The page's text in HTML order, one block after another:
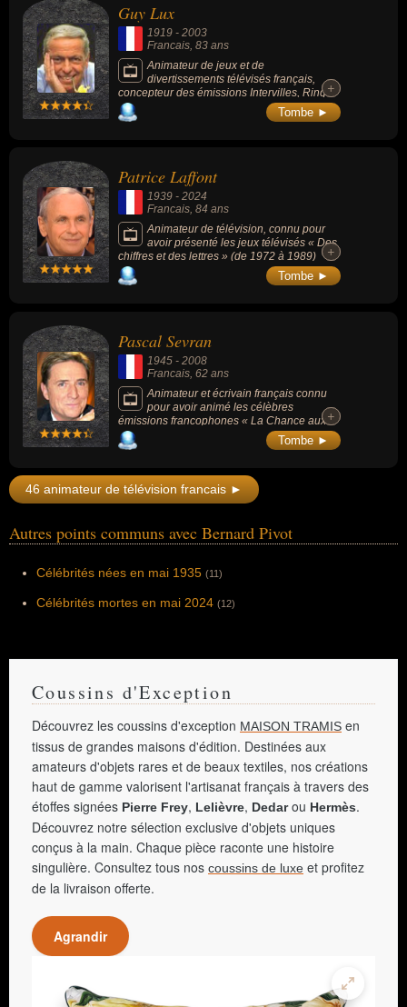
Guy Lux
1919 - 2003
Francais , 83 ans
Animateur de jeux et de
divertissements télévisés français,
concepteur des émissions Intervilles, Ring
parade et la Classe, il a inventé et créé au
total plus de 50 émissions de radio et de
+
+
Tombe ►
Patrice Laffont
1939 - 2024
Francais, 84 ans
Animateur de télévision, connu pour
avoir présenté les jeux télévisés « Des
chiffres et des lettres » (de 1972 à 1989)
ainsi que « Fort Boyard » (de 1990 à 1999)
et « Pyramide » (de 1991 à 2001) sur
+
+
Tombe ►
Pascal Sevran
1945 - 2008
Francais , 62 ans
Animateur et écrivain français connu
pour avoir animé les célèbres
émissions francophones « La Chance aux
chansons » (1991-2000), puis « Chanter la
vie » (2001-2007), mais aussi « Entrée
dont son journal intime, publié en partie
après sa mort.
+
+
Tombe ►
46 animateur de télévision francais ►
Autres points communs avec Bernard Pivot
Célébrités nées en mai 1935 (11)
Célébrités mortes en mai 2024 (12)
Coussins d'Exception
Découvrez les coussins d'exception MAISON TRAMIS en
tissus de grandes maisons d'édition. Destinées aux
amateurs d'objets rares et de beaux textiles, nos créations
haut de gamme valorisent l'artisanat français à travers des
étoffes signées Pierre Frey, Lelièvre, Dedarou Hermès.
Découvrez notre sélection exclusive d'objets uniques
conçus à la main. Chaque pièce raconte une histoire
singulière. Consultez tous nos coussins de luxe et profitez
de la livraison offerte.
Agrandir